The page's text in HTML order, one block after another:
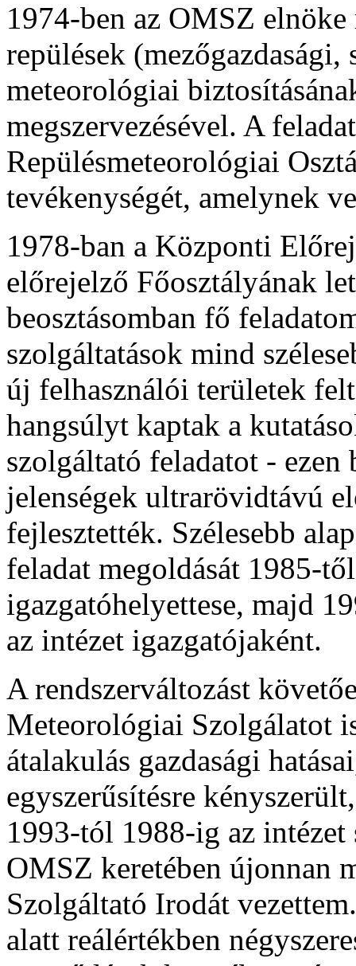
1974-ben az OMSZ
repülések
meteorológiai
megszervezésével. A
Repülésmeteorológiai
tevékenységét, amelynek
1978-ban a Központi
előrejelző Főosztályának
beosztásomban fő
szolgáltatások mind
új felhasználói területek
hangsúlyt kaptak a
szolgáltató feladatot -
jelenségek ultrarövidtávú
fejlesztették. Szélesebb
feladat megoldását 1985-
igazgatóhelyettese, majd
az intézet igazgatójaként.
A rendszerváltozást
Meteorológiai Szolgálatot
átalakulás gazdasági
egyszerűsítésre
1993-tól 1988-ig az
OMSZ keretében újonnan
Szolgáltató Irodát
alatt reálértékben